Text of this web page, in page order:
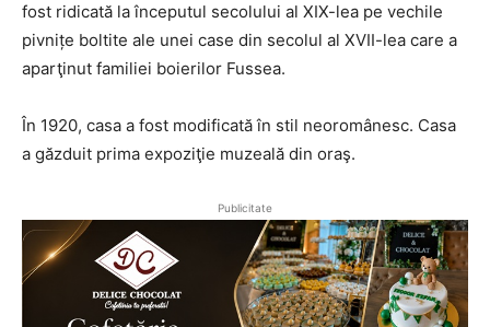
fost ridicată la începutul secolului al XIX-lea pe vechile
pivnițe boltite ale unei case din secolul al XVII-lea care a
aparţinut familiei boierilor Fussea.
În 1920, casa a fost modificată în stil neoromânesc. Casa
a găzduit prima expoziţie muzeală din oraş.
Publicitate